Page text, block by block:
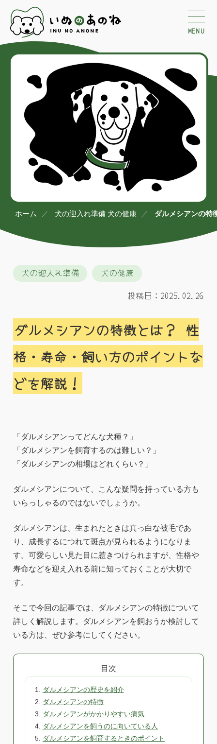
MENU
ホーム 犬の迎入れ準備 犬の健康 ダルメシアンの特
犬の迎入れ準備
犬の健康
投稿日：2025.02.26
ダルメシアンの特徴とは？ 性
格・寿命・飼い方のポイントな
どを解説！
「ダルメシアンってどんな犬種？」
「ダルメシアンを飼育するのは難しい？」
「ダルメシアンの相場はどれくらい？」
ダルメシアンについて、こんな疑問を持っている方も
いらっしゃるのではないでしょうか。
ダルメシアンは、生まれたときは真っ白な被毛であ
り、成長するにつれて斑点が見られるようになりま
す。可愛らしい見た目に惹きつけられますが、性格や
寿命などを迎え入れる前に知っておくことが大切で
す。
そこで今回の記事では、ダルメシアンの特徴について
詳しく解説します。ダルメシアンを飼おうか検討して
いる方は、ぜひ参考にしてください。
目次
ダルメシアンの歴史を紹介
ダルメシアンの特徴
ダルメシアンがかかりやすい病気
ダルメシアンを飼うのに向いている人
ダルメシアンを飼育するときのポイント